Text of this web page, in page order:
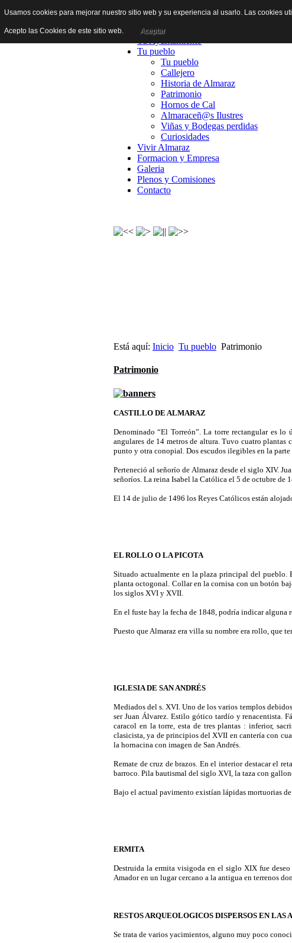
Inicio
Tu pueblo
Tu pueblo
Callejero
Historia de Almaraz
Patrimonio
Hornos de Cal
Almaraceñ@s Ilustres
Viñas y Bodegas perdidas
Curiosidades
Vivir Almaraz
Formacion y Empresa
Galeria
Plenos y Comisiones
Contacto
Está aquí: Inicio Tu pueblo Patrimonio
Patrimonio
CASTILLO DE ALMARAZ
Denominado “El Torreón”. La torre rectangular es
angulares de 14 metros de altura. Tuvo cuatro
punto y otra conopial. Dos escudos ilegibles en la parte
Perteneció al señorío de Almaraz desde el siglo XIV.
señoríos. La reina Isabel la Católica el 5 de octubre de
El 14 de julio de 1496 los Reyes Católicos están
EL ROLLO O LA PICOTA
Situado actualmente en la plaza principal del pueblo.
planta octogonal. Collar en la cornisa con un botón
los siglos XVI y XVII.
En el fuste hay la fecha de 1848, podría indicar alguna
Puesto que Almaraz era villa su nombre era rollo, que
IGLESIA DE SAN ANDRÉS
Mediados del s. XVI. Uno de los varios templos
ser Juan Álvarez. Estilo gótico tardío y renacentista.
caracol en la torre, esta de tres plantas : inferior,
clasicista, ya de principios del XVII en cantería con
la hornacina con imagen de San Andrés.
Remate de cruz de brazos. En el interior destacar el
barroco. Pila bautismal del siglo XVI, la taza con
Bajo el actual pavimento existían lápidas mortuorias de
ERMITA
Destruida la ermita visigoda en el siglo XIX fue
Amador en un lugar cercano a la antigua en terrenos
RESTOS ARQUEOLOGICOS DISPERSOS EN LAS
Se trata de varios yacimientos, alguno muy poco
Usamos cookies para mejorar nuestro sitio web y su experiencia al usarlo. Las
Acepto las Cookies de este sitio web. Aceptar